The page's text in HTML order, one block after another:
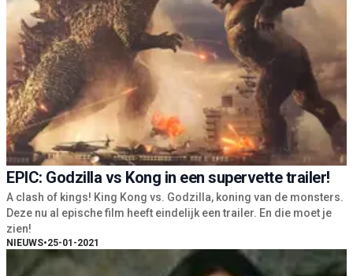
EPIC: Godzilla vs Kong in een supervette trailer!
A clash of kings! King Kong vs. Godzilla, koning van de monsters.
Deze nu al epische film heeft eindelijk een trailer. En die moet je
zien!
NIEUWS•25-01-2021